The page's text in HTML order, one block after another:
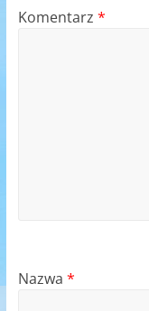
Komentarz *
Nazwa *